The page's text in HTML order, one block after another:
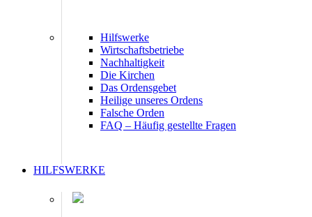
Hilfswerke
Wirtschaftsbetriebe
Nachhaltigkeit
Die Kirchen
Das Ordensgebet
Heilige unseres Ordens
Falsche Orden
FAQ – Häufig gestellte Fragen
HILFSWERKE